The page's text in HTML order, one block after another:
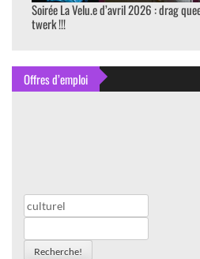
Soirée La Velu.e d’avril 2026 : drag
twerk !!!
Offres d’emploi
Recherche!